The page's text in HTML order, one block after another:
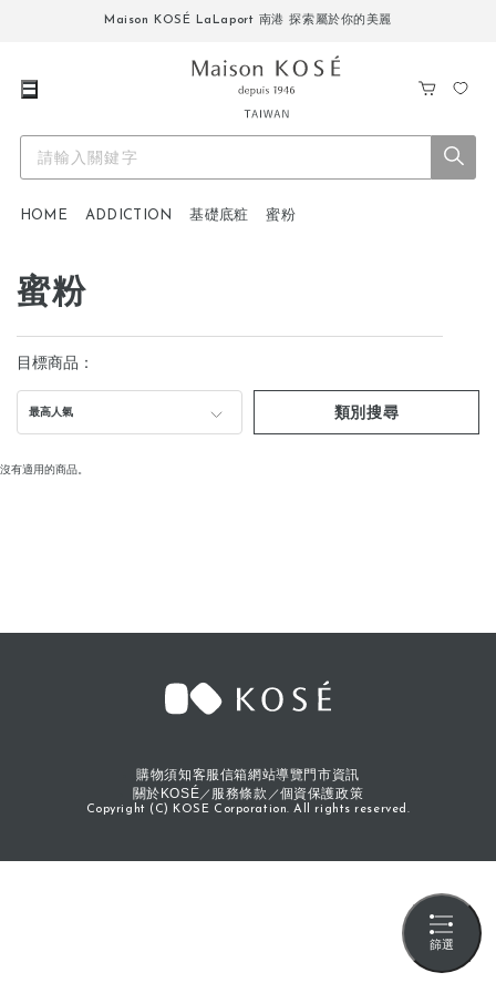
Maison KOSÉ LaLaport 南港 探索屬於你的美麗
HOME ADDICTION 基礎底粧 蜜粉
篩選
蜜粉
目標商品：
最高人氣 類別搜尋
沒有適用的商品。
購物須知客服信箱網站導覽門市資訊
關於KOSÉ
服務條款 個資保護政策
Copyright (C) KOSE Corporation. All rights reserved.